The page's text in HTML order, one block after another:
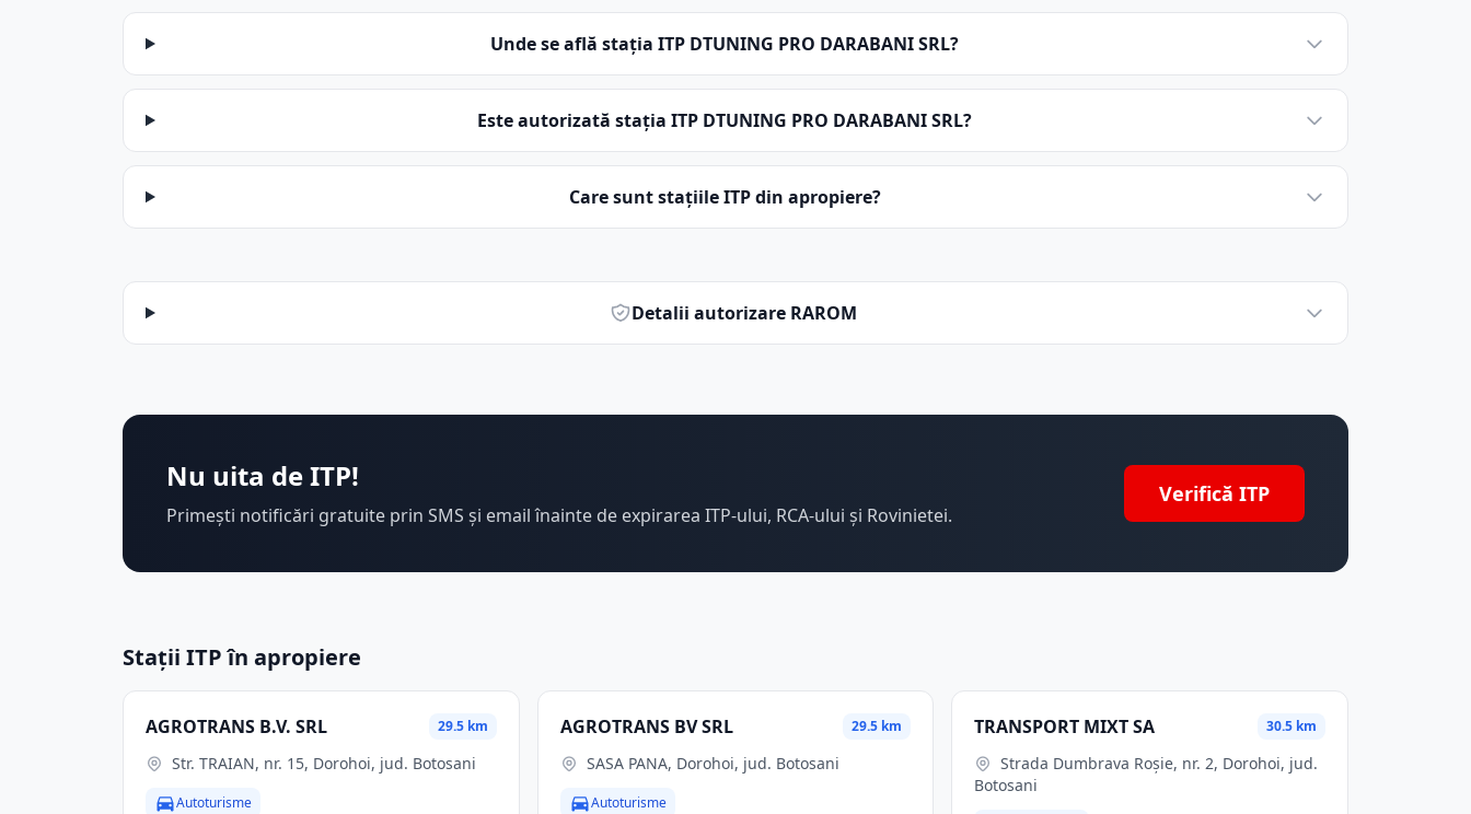
Unde se află stația ITP DTUNING PRO DARABANI SRL?
Este autorizată stația ITP DTUNING PRO DARABANI SRL?
Care sunt stațiile ITP din apropiere?
Detalii autorizare RAROM
Nu uita de ITP!
Primești notificări gratuite prin SMS și email înainte de expirarea ITP-ului, RCA-ului și Rovinietei.
Verifică ITP
Stații ITP în apropiere
AGROTRANS B.V. SRL 29.5 km
Str. TRAIAN, nr. 15, Dorohoi, jud. Botosani
Autoturisme
AGROTRANS BV SRL 29.5 km
SASA PANA, Dorohoi, jud. Botosani
Autoturisme
TRANSPORT MIXT SA 30.5 km
Strada Dumbrava Roșie, nr. 2, Dorohoi, jud.
Botosani